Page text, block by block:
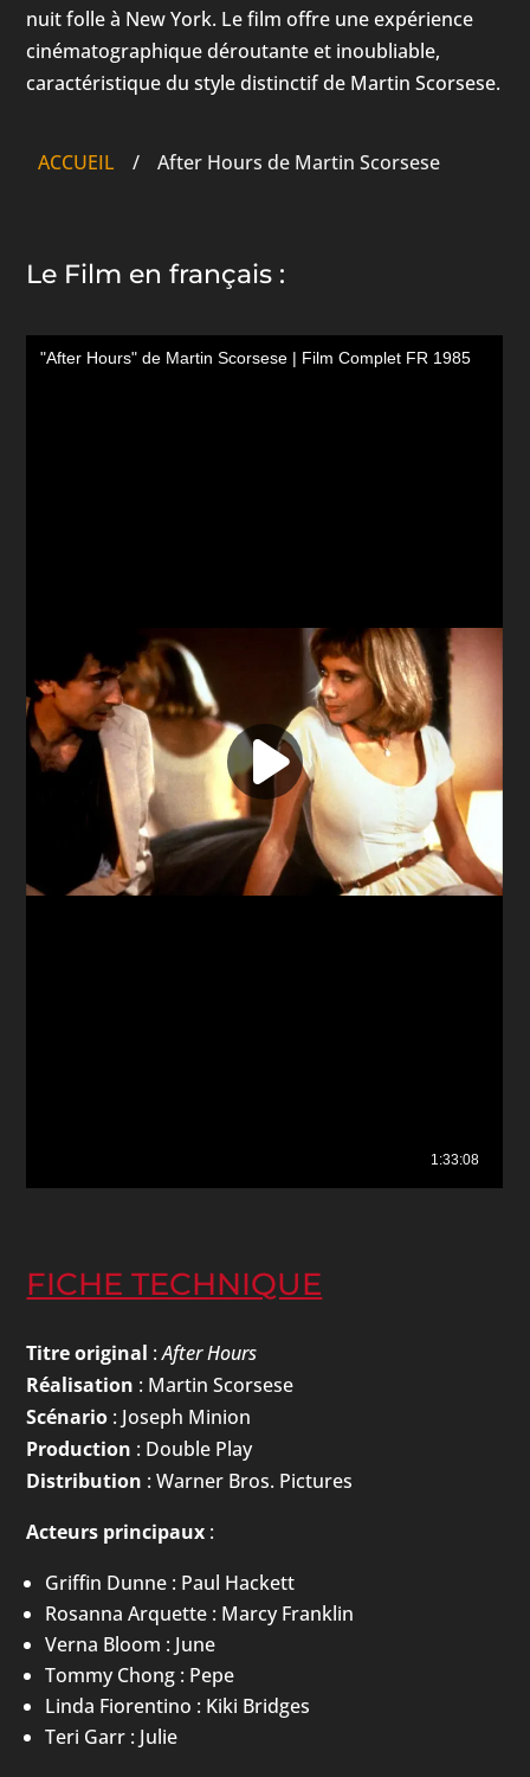
nuit folle à New York. Le film offre une expérience
cinématographique déroutante et inoubliable,
caractéristique du style distinctif de Martin Scorsese.
ACCUEIL / After Hours de Martin Scorsese
Le Film en français :
FICHE TECHNIQUE
Titre original :After Hours
Réalisation : Martin Scorsese
Scénario : Joseph Minion
Production : Double Play
Distribution : Warner Bros. Pictures
Acteurs principaux :
Griffin Dunne : Paul Hackett
Rosanna Arquette : Marcy Franklin
Verna Bloom : June
Tommy Chong : Pepe
Linda Fiorentino : Kiki Bridges
Teri Garr : Julie